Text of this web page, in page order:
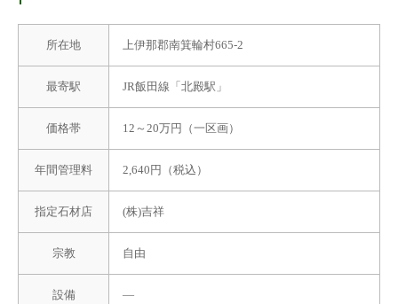
所在地 上伊那郡南箕輪村665-2
最寄駅 JR飯田線「北殿駅」
価格帯 12～20万円（一区画）
年間管理料 2,640円（税込）
指定石材店 (株)吉祥
宗教 自由
設備 ―